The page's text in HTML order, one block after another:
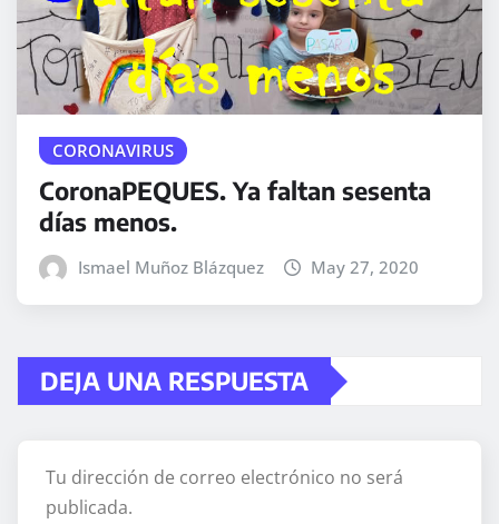
CORONAVIRUS
CoronaPEQUES. Ya faltan sesenta
días menos.
Ismael Muñoz Blázquez May 27, 2020
DEJA UNA RESPUESTA
Tu dirección de correo electrónico no será
publicada.